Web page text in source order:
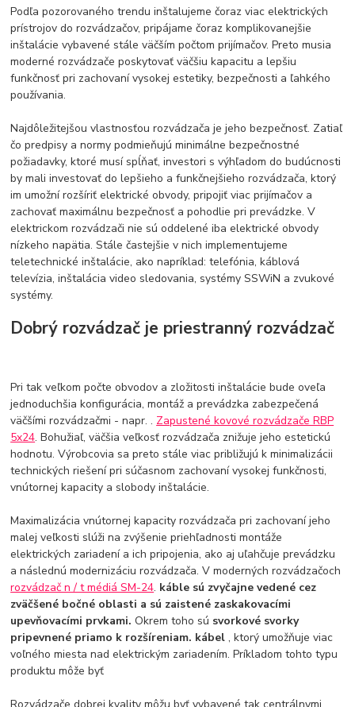
Zápustné umývadlá
sprchový záves
vodovodná batéria
čierna kúpelňová batéria
vaňa retro
voľne stojaca vaňa
retro kúpeľne
Nákup tovaru pre firmy bez DPH
Bez DPH
Ako znížiť náklady
Ako znížiť náklady na firmu
szco nakup bez dph
szco nakup bez dph nakupovanie na firmu bez dph
nákup bez dph v eu ň
Podľa pozorovaného trendu inštalujeme čoraz viac elektrických
prístrojov do rozvádzačov, pripájame čoraz komplikovanejšie
inštalácie vybavené stále väčším počtom prijímačov. Preto musia
moderné rozvádzače poskytovať väčšiu kapacitu a lepšiu
funkčnosť pri zachovaní vysokej estetiky, bezpečnosti a ľahkého
používania.
Najdôležitejšou vlastnosťou rozvádzača je jeho bezpečnosť. Zatiaľ
čo predpisy a normy podmieňujú minimálne bezpečnostné
požiadavky, ktoré musí spĺňať, investori s výhľadom do budúcnosti
by mali investovať do lepšieho a funkčnejšieho rozvádzača, ktorý
im umožní rozšíriť elektrické obvody, pripojiť viac prijímačov a
zachovať maximálnu bezpečnosť a pohodlie pri prevádzke. V
elektrickom rozvádzači nie sú oddelené iba elektrické obvody
nízkeho napätia. Stále častejšie v nich implementujeme
teletechnické inštalácie, ako napríklad: telefónia, káblová
televízia, inštalácia video sledovania, systémy SSWiN a zvukové
systémy.
Dobrý rozvádzač je priestranný rozvádzač
Pri tak veľkom počte obvodov a zložitosti inštalácie bude oveľa
jednoduchšia konfigurácia, montáž a prevádzka zabezpečená
väčšími rozvádzačmi - napr. . Zapustené kovové rozvádzače RBP
5x24. Bohužiaľ, väčšia veľkosť rozvádzača znižuje jeho estetickú
hodnotu. Výrobcovia sa preto stále viac približujú k minimalizácii
technických riešení pri súčasnom zachovaní vysokej funkčnosti,
vnútornej kapacity a slobody inštalácie.
Maximalizácia vnútornej kapacity rozvádzača pri zachovaní jeho
malej veľkosti slúži na zvýšenie priehľadnosti montáže
elektrických zariadení a ich pripojenia, ako aj uľahčuje prevádzku
a následnú modernizáciu rozvádzača. V moderných rozvádzačoch
rozvádzač n / t médiá SM-24. káble sú zvyčajne vedené cez
zväčšené bočné oblasti a sú zaistené zaskakovacími
upevňovacími prvkami.Okrem toho sú svorkové svorky
pripevnené priamo k rozšíreniam. kábel, ktorý umožňuje viac
voľného miesta nad elektrickým zariadením. Príkladom tohto typu
produktu môže byť
Rozvádzače dobrej kvality môžu byť vybavené tak centrálnymi